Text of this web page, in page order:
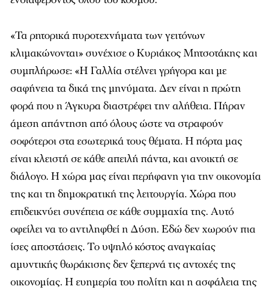
«Τα ρητορικά πυροτεχνήματα των γειτόνων
κλιμακώνονται» συνέχισε ο Κυριάκος Μητσοτάκης και
συμπλήρωσε: «Η Γαλλία στέλνει γρήγορα και με
σαφήνεια τα δικά της μηνύματα. Δεν είναι η πρώτη
φορά που η Άγκυρα διαστρέφει την αλήθεια. Πήραν
άμεση απάντηση από όλους ώστε να στραφούν
σοφότεροι στα εσωτερικά τους θέματα. Η πόρτα μας
είναι κλειστή σε κάθε απειλή πάντα, και ανοικτή σε
διάλογο. Η χώρα μας είναι περήφανη για την οικονομία
της και τη δημοκρατική της λειτουργία. Χώρα που
επιδεικνύει συνέπεια σε κάθε συμμαχία της. Αυτό
οφείλει να το αντιληφθεί η Δύση. Εδώ δεν χωρούν πια
ίσες αποστάσεις. Το υψηλό κόστος αναγκαίας
αμυντικής θωράκισης δεν ξεπερνά τις αντοχές της
οικονομίας. Η ευημερία του πολίτη και η ασφάλεια της